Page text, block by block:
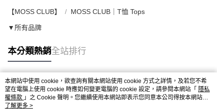
【MOSS CLUB】 MOSS CLUB｜T恤 Tops
▼所有品牌
本分類熱銷全站排行
熱門標籤
本網站中使用 cookie，欲查詢有關本網站使用 cookie 方式之詳情，及若您不希
望在電腦上使用 cookie 時應如何變更電腦的 cookie 設定，請參閱本網站「 隱私
權條款 」之 Cookie 聲明。您繼續使用本網站即表示您同意本公司得按本網站使
用條款之 Cookie 聲明使用 cookie。
了解更多 >